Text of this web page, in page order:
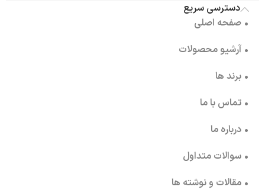
دسترسی سریع
• صفحه اصلی
• آرشیو محصولات
• برند ها
• تماس با ما
• درباره ما
• سوالات متداول
• مقالات و نوشته ها